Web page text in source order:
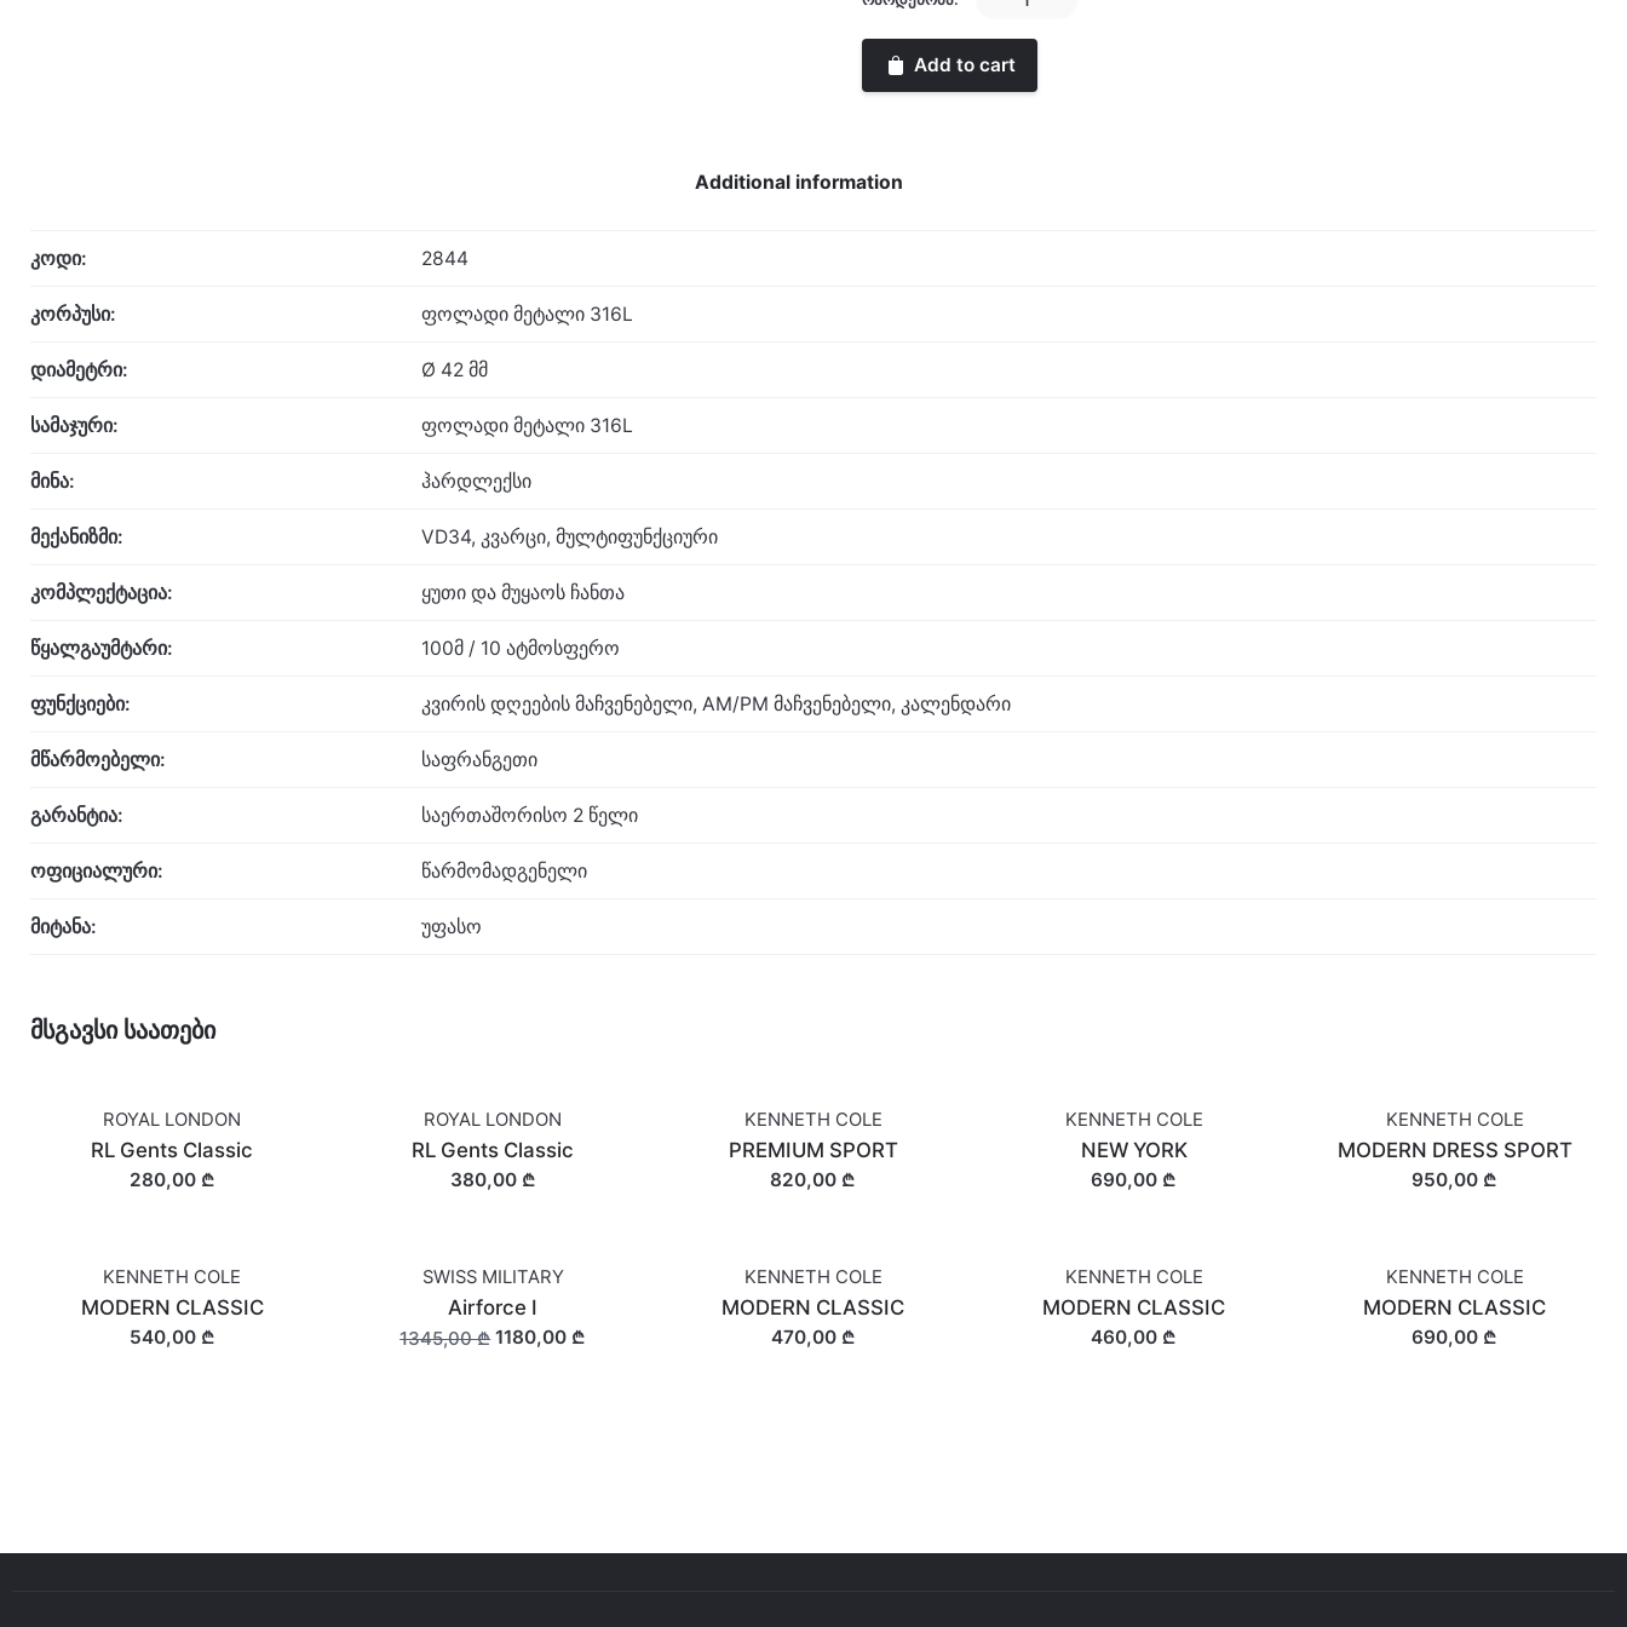
Add to cart
Additional information
კოდი: 2844
კორპუსი: ფოლადი მეტალი 316L
დიამეტრი: Ø 42 მმ
სამაჯური: ფოლადი მეტალი 316L
მინა: ჰარდლექსი
მექანიზმი: VD34, კვარცი, მულტიფუნქციური
კომპლექტაცია: ყუთი და მუყაოს ჩანთა
წყალგაუმტარი: 100მ / 10 ატმოსფერო
ფუნქციები: კვირის დღეების მაჩვენებელი, AM/PM მაჩვენებელი, კალენდარი
მწარმოებელი: საფრანგეთი
გარანტია: საერთაშორისო 2 წელი
ოფიციალური: წარმომადგენელი
მიტანა: უფასო
მსგავსი საათები
ROYAL LONDON
RL Gents Classic
280,00 ₾
ROYAL LONDON
RL Gents Classic
380,00 ₾
KENNETH COLE
PREMIUM SPORT
820,00 ₾
KENNETH COLE
NEW YORK
690,00 ₾
KENNETH COLE
MODERN DRESS SPORT
950,00 ₾
KENNETH COLE
MODERN CLASSIC
540,00 ₾
OUT OF STOCK
SWISS MILITARY
Airforce I
1345,00 ₾1180,00 ₾
KENNETH COLE
MODERN CLASSIC
470,00 ₾
KENNETH COLE
MODERN CLASSIC
460,00 ₾
KENNETH COLE
MODERN CLASSIC
690,00 ₾